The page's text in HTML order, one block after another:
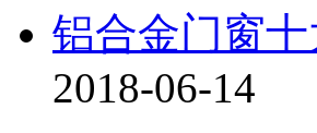
铝合金门窗
2018-06-14